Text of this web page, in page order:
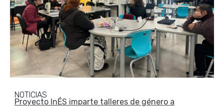
NOTICIAS
Proyecto InÉS imparte talleres de género a